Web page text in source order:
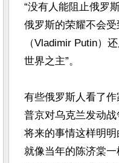
“没有人能阻止俄罗
俄罗斯的荣耀不会受
（Vladimir Putin）
世界之主”。
有些俄罗斯人看了
普京对乌克兰发动
将来的事情这样明
就像当年的陈济棠